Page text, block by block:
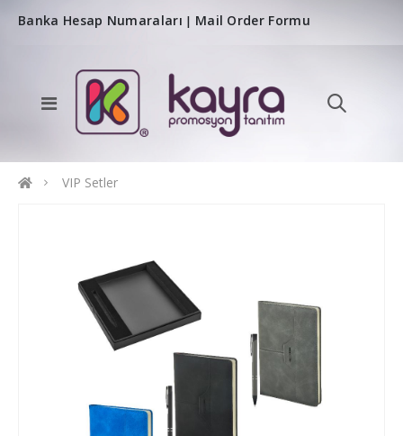
Banka Hesap Numaraları | Mail Order Formu
VIP Setler